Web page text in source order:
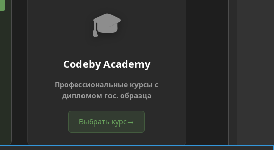
🎓
Codeby Academy
Профессиональные курсы с
дипломом гос. образца
Выбрать курс→